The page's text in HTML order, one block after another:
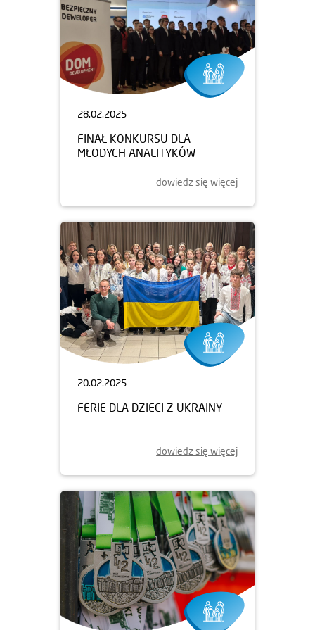
28.02.2025
FINAŁ KONKURSU DLA
MŁODYCH ANALITYKÓW
dowiedz się więcej
20.02.2025
FERIE DLA DZIECI Z UKRAINY
dowiedz się więcej